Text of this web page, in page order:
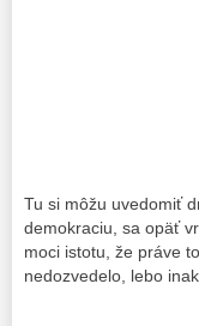
Tu si môžu uvedomiť
demokraciu, sa opäť
moci istotu, že práve
nedozvedelo, lebo